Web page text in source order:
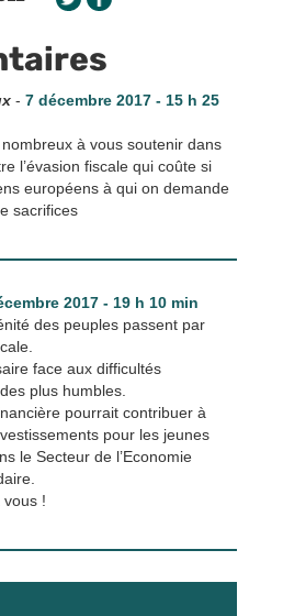
- 7 décembre 2017 - 15 h 25
à vous soutenir dans
l’évasion fiscale qui coûte si
européens à qui on demande
sacrifices
2017 - 19 h 10 min
des peuples passent par
face aux difficultés
plus humbles.
pourrait contribuer à
pour les jeunes
le Secteur de l’Economie
vous !